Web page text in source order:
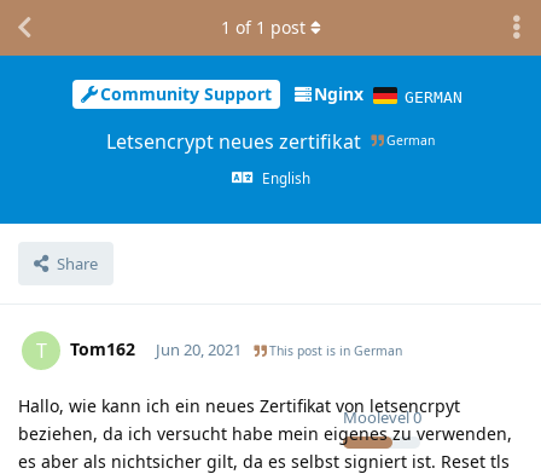
Community Support Nginx GERMAN
Letsencrypt neues zertifikat German
English
Share
1 of 1 post
T Tom162
Moolevel0
Jun 20, 2021 This post is in German
Hallo, wie kann ich ein neues Zertifikat von letsencrpyt
beziehen, da ich versucht habe mein eigenes zu verwenden,
es aber als nichtsicher gilt, da es selbst signiert ist. Reset tls